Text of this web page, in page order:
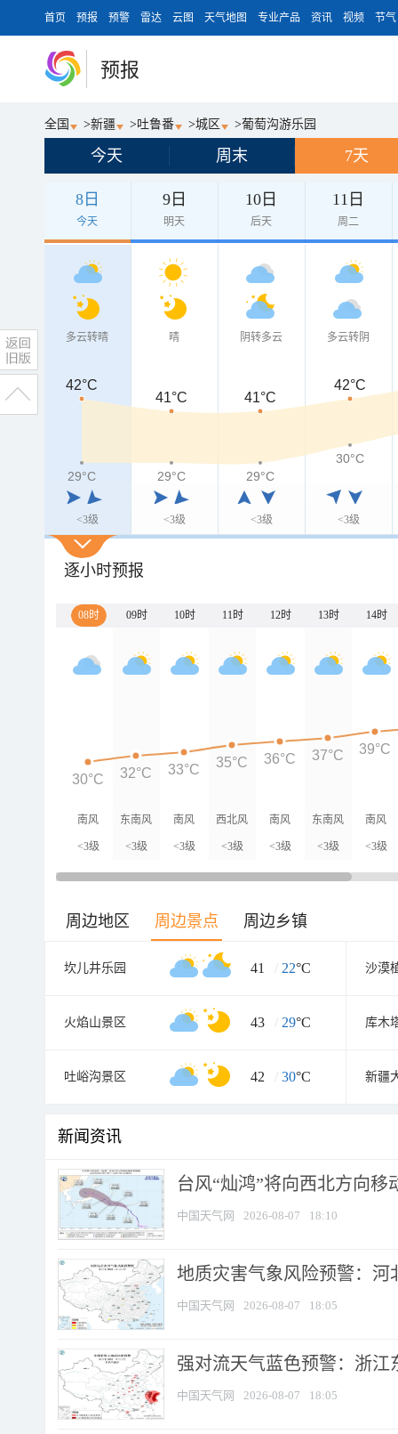
首页 预报 预警 雷达 云图 天气地图 专业产品 资讯 视频 节气
预报
全国 >新疆 >吐鲁番 >城区 >葡萄沟游乐园
今天 周末 7天
8日
今天
9日
明天
10日
后天
11日
周二
多云转晴
<3级
晴
<3级
阴转多云
<3级
多云转阴
<3级
42°C
41°C
41°C
42°C
29°C 29°C 29°C
30°C
逐小时预报
08时 09时 10时 11时 12时 13时 14时
南风
<3级
东南风
<3级
南风
<3级
西北风
<3级
南风
<3级
东南风
<3级
南风
<3级
30°C 32°C 33°C 35°C 36°C 37°C 39°C
周边地区 周边景点 周边乡镇
坎儿井乐园 41 / 22°C 沙漠
火焰山景区 43 / 29°C 库木
吐峪沟景区 42 / 30°C 新疆
新闻资讯
台风“灿鸿”将向西北方向移
中国天气网 2026-08-07 18:10
地质灾害气象风险预警：河
中国天气网 2026-08-07 18:05
强对流天气蓝色预警：浙江
中国天气网 2026-08-07 18:05